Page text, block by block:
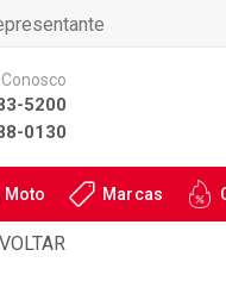
5200
0130
Moto Marcas
VOLTAR